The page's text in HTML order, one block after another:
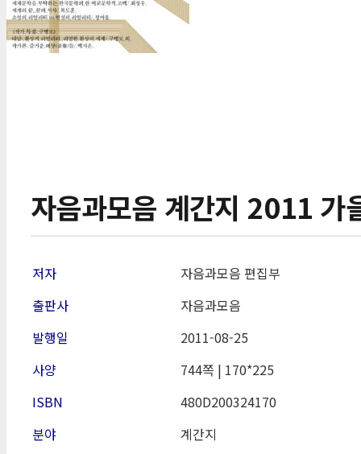
자음과모음 계간지 2011 가
저자
자음과모음 편집부
출판사
자음과모음
발행일
2011-08-25
사양
744쪽 | 170*225
ISBN
480D200324170
분야
계간지